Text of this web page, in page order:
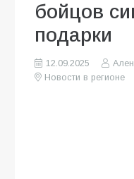
бойцов
подарки
12.09.2025
Новости в регионе